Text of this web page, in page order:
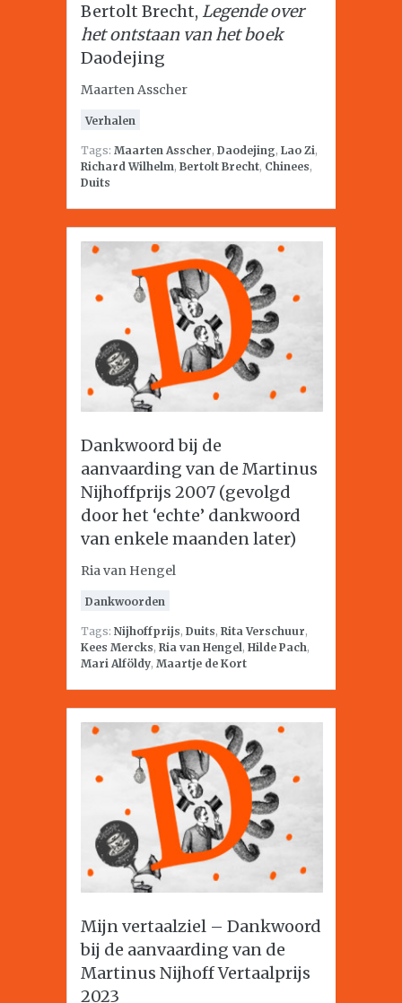
Bertolt Brecht, Legende over
het ontstaan van het boek
Daodejing
Maarten Asscher
Verhalen
Tags: Maarten Asscher, Daodejing, Lao Zi,
Richard Wilhelm, Bertolt Brecht, Chinees,
Duits
Dankwoord bij de
aanvaarding van de Martinus
Nijhoffprijs 2007 (gevolgd
door het ‘echte’ dankwoord
van enkele maanden later)
Ria van Hengel
Dankwoorden
Tags: Nijhoffprijs, Duits, Rita Verschuur,
Kees Mercks, Ria van Hengel, Hilde Pach,
Mari Alföldy, Maartje de Kort
Mijn vertaalziel – Dankwoord
bij de aanvaarding van de
Martinus Nijhoff Vertaalprijs
2023